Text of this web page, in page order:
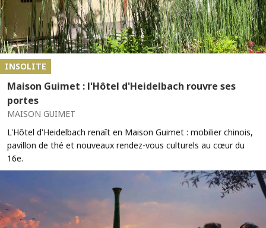
INSOLITE
Maison Guimet : l'Hôtel d'Heidelbach rouvre ses
portes
MAISON GUIMET
L'Hôtel d'Heidelbach renaît en Maison Guimet : mobilier chinois,
pavillon de thé et nouveaux rendez-vous culturels au cœur du
16e.